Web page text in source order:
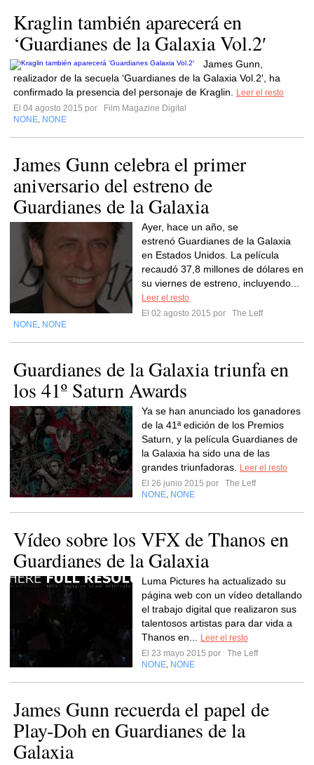
Kraglin también aparecerá en
‘Guardianes de la Galaxia Vol.2′
James Gunn,
realizador de la secuela ‘Guardianes de la Galaxia Vol.2′, ha
confirmado la presencia del personaje de Kraglin.
Leer el resto
El 04 agosto 2015 por
Film Magazine Digital
NONE NONE
James Gunn celebra el primer
aniversario del estreno de
Guardianes de la Galaxia
Ayer, hace un año, se
estrenó Guardianes de la Galaxia
en Estados Unidos. La película
recaudó 37,8 millones de dólares en
su viernes de estreno, incluyendo...
Leer el resto
El 02 agosto 2015 por
The Leff
NONE NONE
Guardianes de la Galaxia triunfa en
los 41º Saturn Awards
Ya se han anunciado los ganadores
de la 41ª edición de los Premios
Saturn, y la película Guardianes de
la Galaxia ha sido una de las
grandes triunfadoras.
Leer el resto
El 26 junio 2015 por
The Leff
NONE NONE
Vídeo sobre los VFX de Thanos en
Guardianes de la Galaxia
Luma Pictures ha actualizado su
página web con un vídeo detallando
el trabajo digital que realizaron sus
talentosos artistas para dar vida a
Thanos en...
Leer el resto
El 23 mayo 2015 por
The Leff
NONE NONE
James Gunn recuerda el papel de
Play-Doh en Guardianes de la
Galaxia